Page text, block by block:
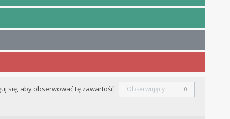
się, aby obserwować tę zawartość Obserwujący 0